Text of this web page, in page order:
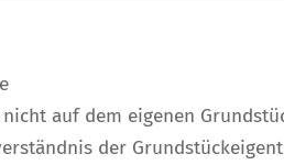
auf dem eigenen
der